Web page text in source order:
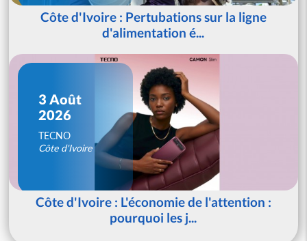
Côte d'Ivoire : Pertubations sur la ligne
d'alimentation é...
3 Août
2026
TECNO
Côte d'Ivoire
Côte d'Ivoire : L'économie de l'attention :
pourquoi les j...